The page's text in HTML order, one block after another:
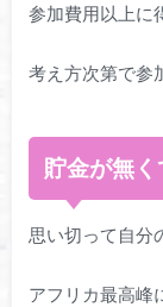
参加費用以上に
考え方次第で参
貯金が無く
思い切って自分
アフリカ最高峰